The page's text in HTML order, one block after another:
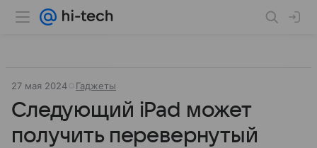
27 мая 2024 Гаджеты
Следующий iPad может
получить перевернутый